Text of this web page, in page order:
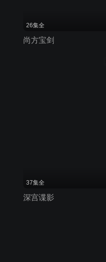
26集全
尚方宝剑
37集全
深宫谍影